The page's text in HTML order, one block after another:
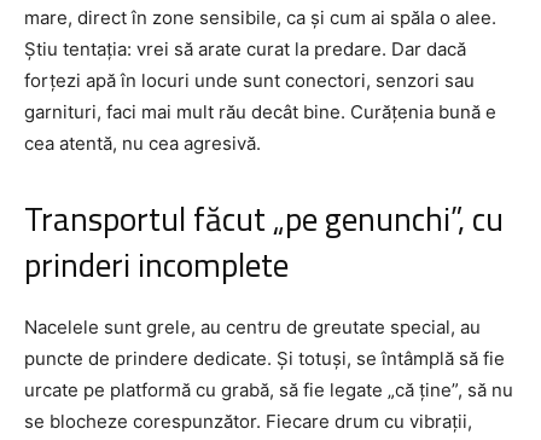
mare, direct în zone sensibile, ca și cum ai spăla o alee.
Știu tentația: vrei să arate curat la predare. Dar dacă
forțezi apă în locuri unde sunt conectori, senzori sau
garnituri, faci mai mult rău decât bine. Curățenia bună e
cea atentă, nu cea agresivă.
Transportul făcut „pe genunchi”, cu
prinderi incomplete
Nacelele sunt grele, au centru de greutate special, au
puncte de prindere dedicate. Și totuși, se întâmplă să fie
urcate pe platformă cu grabă, să fie legate „că ține”, să nu
se blocheze corespunzător. Fiecare drum cu vibrații,